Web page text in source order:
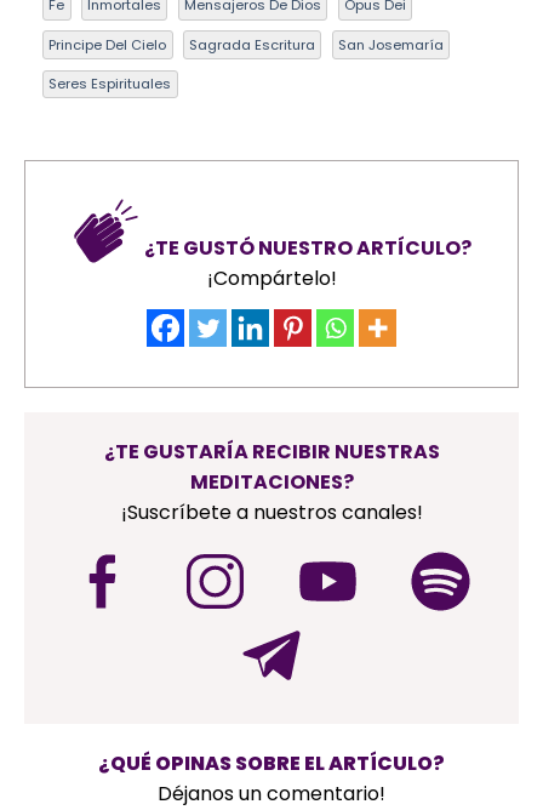
Fe Inmortales Mensajeros De Dios Opus Dei
Principe Del Cielo Sagrada Escritura San Josemaría
Seres Espirituales
¿TE GUSTÓ NUESTRO ARTÍCULO?
¡Compártelo!
¿TE GUSTARÍA RECIBIR NUESTRAS
MEDITACIONES?
¡Suscríbete a nuestros canales!
¿QUÉ OPINAS SOBRE EL ARTÍCULO?
Déjanos un comentario!